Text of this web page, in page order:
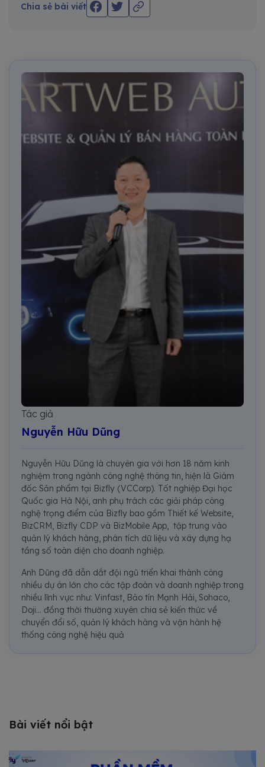
Chia sẻ bài viết
Tác giả
Nguyễn Hữu Dũng
Nguyễn Hữu Dũng là chuyên gia với hơn 18 năm kinh
nghiệm trong ngành công nghệ thông tin, hiện là Giám
đốc Sản phẩm tại Bizfly (VCCorp). Tốt nghiệp Đại học
Quốc gia Hà Nội, anh phụ trách các giải pháp công
nghệ trọng điểm của Bizfly bao gồm Thiết kế Website,
BizCRM, Bizfly CDP và BizMobile App, tập trung vào
quản lý khách hàng, phân tích dữ liệu và xây dựng hạ
tầng số toàn diện cho doanh nghiệp.
Anh Dũng đã dẫn dắt đội ngũ triển khai thành công
nhiều dự án lớn cho các tập đoàn và doanh nghiệp trong
nhiều lĩnh vực như: Vinfast, Bảo tín Mạnh Hải, Sohaco,
Doji... đồng thời thường xuyên chia sẻ kiến thức về
chuyển đổi số, quản lý khách hàng và vận hành hệ
thống công nghệ hiệu quả
Bài viết nổi bật